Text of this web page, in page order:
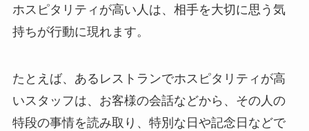
ホスピタリティが高い人は、相手を大切に思う気
持ちが行動に現れます。
たとえば、あるレストランでホスピタリティが高
いスタッフは、お客様の会話などから、その人の
特段の事情を読み取り、特別な日や記念日などで